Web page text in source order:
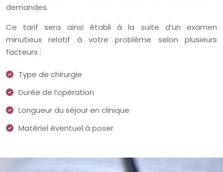
demandes.
Ce tarif sera ainsi établi à la suite d’un examen
minutieux relatif à votre problème selon plusieurs
facteurs :
Type de chirurgie
Durée de l’opération
Longueur du séjour en clinique
Matériel éventuel à poser